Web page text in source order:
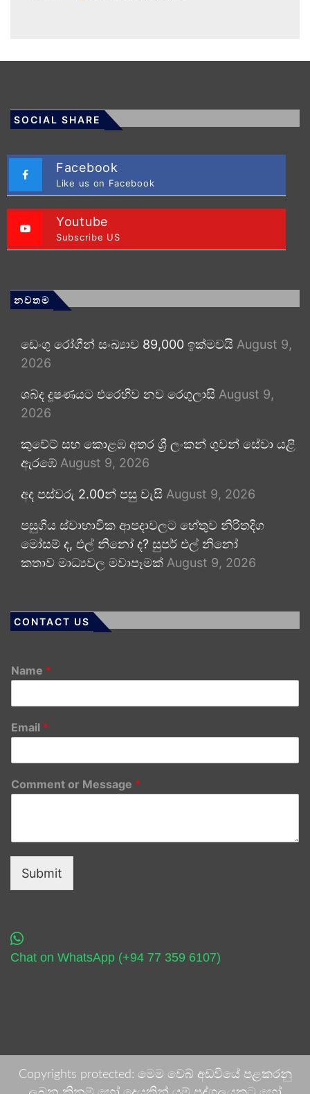
SOCIAL SHARE
Facebook
Like us on Facebook
Youtube
Subscribe US
නවතම
ඩෙංගු රෝගීන් සංඛ්‍යාව 89,000 ඉක්මවයි August 9,
2026
ශබ්ද දූෂණයට එරෙහිව නව රෙගුලාසි August 9,
2026
කුවේට් සහ කොළඹ අතර ශ්‍රී ලංකන් ගුවන් සේවා යළි
ඇරඹේ August 9, 2026
අද පස්වරු 2.00න් පසු වැසි August 9, 2026
පසුගිය ස්වාභාවික ආපදාවලට හේතුව නිරිතදිග
මෝසම් ද, එල් නිනෝ ද? සුපර් එල් නිනෝ
කතාව මාධ්‍යවල මවාපෑමක් August 9, 2026
CONTACT US
Name *
Email *
Comment or Message *
Submit
Chat on WhatsApp (+94 77 359 6107)
Copyrights protected: මෙම වෙබ් අඩවියේ පළකරනු